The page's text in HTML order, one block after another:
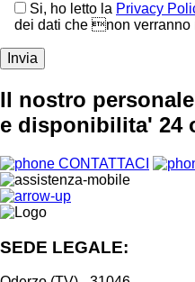
Si, ho letto la Privacy
dei dati che non verranno
Il nostro
e disponibilita' 24
CONTATTACI
SEDE LEGALE: